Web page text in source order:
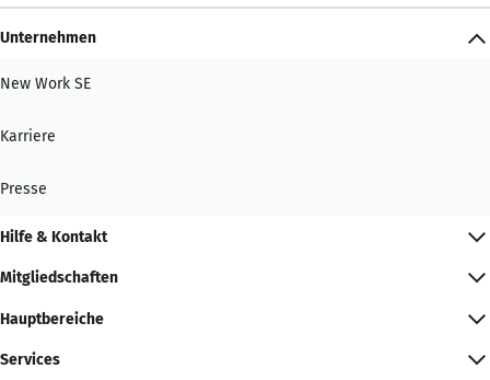
Unternehmen
New Work SE
Karriere
Presse
Hilfe & Kontakt
Mitgliedschaften
Hauptbereiche
Services